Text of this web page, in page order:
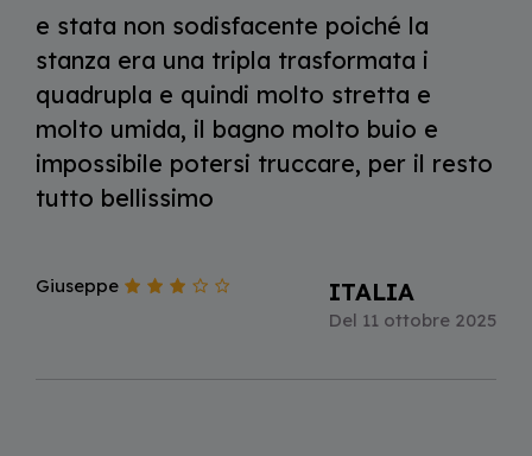
e stata non sodisfacente poiché la
stanza era una tripla trasformata i
quadrupla e quindi molto stretta e
molto umida, il bagno molto buio e
impossibile potersi truccare, per il resto
tutto bellissimo
Giuseppe ITALIA
Del 11 ottobre 2025